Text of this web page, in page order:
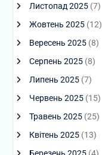
Листопад 2025(7)
Жовтень 2025(12)
Вересень 2025(8)
Серпень 2025(8)
Липень 2025(7)
Червень 2025(15)
Травень 2025(25)
Квітень 2025(13)
Березень 2025(4)